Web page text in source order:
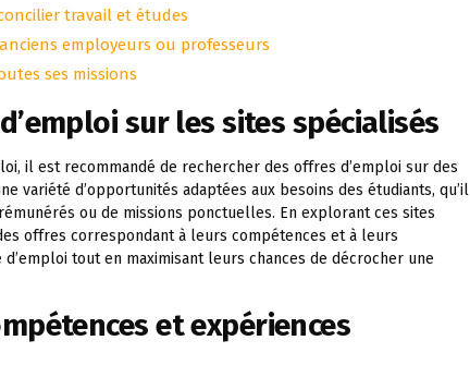
travail et études
employeurs ou professeurs
ses missions
sur les sites spécialisés
il est recommandé de rechercher des offres d’emploi sur des
variété d’opportunités adaptées aux besoins des étudiants, qu’il
ou de missions ponctuelles. En explorant ces sites
offres correspondant à leurs compétences et à leurs
tout en maximisant leurs chances de décrocher une
et expériences